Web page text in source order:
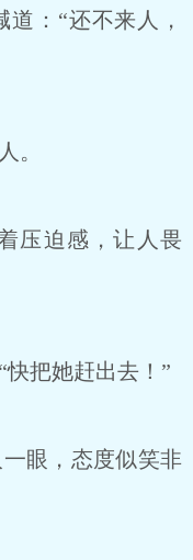
：“还不来人，
。
压迫感，让人畏
把她赶出去！”
眼，态度似笑非